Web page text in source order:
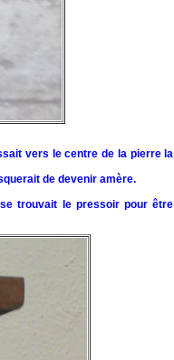
vers le centre de la pierre la
de devenir amère.
trouvait le pressoir pour être